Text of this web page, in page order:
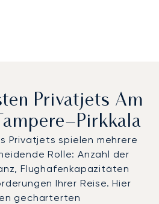
Privatjets Am
Privatjets spielen mehrere
Rolle: Anzahl der
Flughafenkapazitäten
Ihrer Reise. Hier
gecharterten